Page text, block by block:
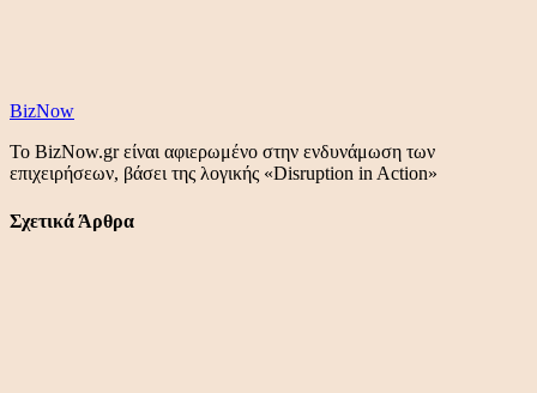
BizNow
Το BizNow.gr είναι αφιερωμένο στην ενδυνάμωση των
επιχειρήσεων, βάσει της λογικής «Disruption in Action»
Σχετικά Άρθρα